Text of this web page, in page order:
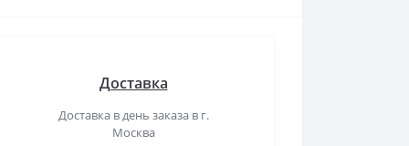
Доставка
Доставка в день заказа в г.
Москва